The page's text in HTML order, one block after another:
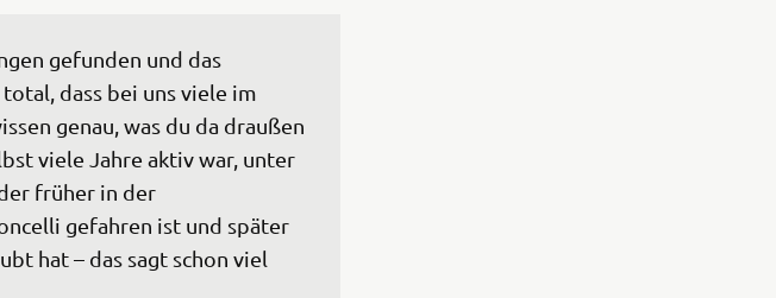
gefunden und das
dass bei uns viele im
genau, was du da draußen
viele Jahre aktiv war, unter
früher in der
gefahren ist und später
hat – das sagt schon viel